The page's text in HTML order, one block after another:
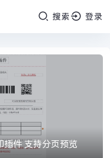
搜索 登录
插件 支持分页预览